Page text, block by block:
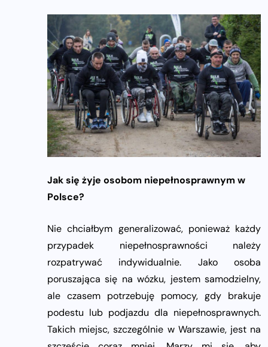
Jak się żyje osobom niepełnosprawnym w
Polsce?
Nie chciałbym generalizować, ponieważ każdy
przypadek niepełnosprawności należy
rozpatrywać indywidualnie. Jako osoba
poruszająca się na wózku, jestem samodzielny,
ale czasem potrzebuję pomocy, gdy brakuje
podestu lub podjazdu dla niepełnosprawnych.
Takich miejsc, szczególnie w Warszawie, jest na